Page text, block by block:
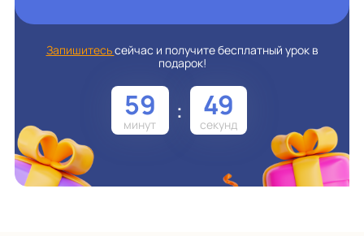
Запишитесьсейчас и получите бесплатный урок в
подарок!
59 : 49